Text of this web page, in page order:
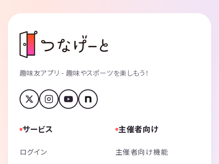
趣味友アプリ - 趣味やスポーツを楽しもう！
サービス
ログイン
主催者向け
主催者向け機能